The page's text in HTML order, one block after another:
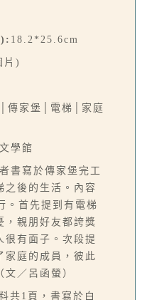
18.2*25.6cm
片)
傳家堡│電梯│家庭
學館
書寫於傳家堡完工
之後的生活。內容
。首先提到有電梯
，親朋好友都誇獎
很有面子。次段提
家庭的成員，彼此
文／呂函螢）
共1頁，書寫於白